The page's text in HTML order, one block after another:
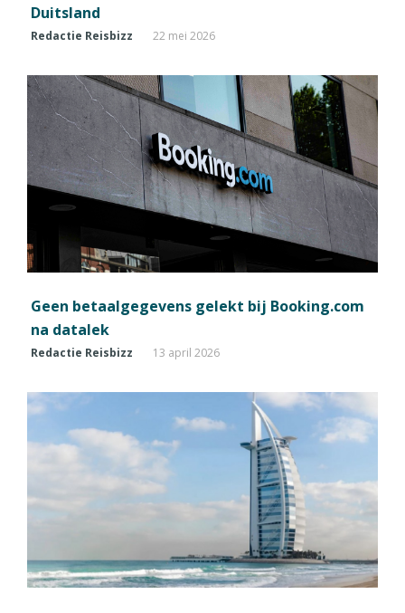
Duitsland
Redactie Reisbizz 22 mei 2026
Geen betaalgegevens gelekt bij Booking.com
na datalek
Redactie Reisbizz 13 april 2026